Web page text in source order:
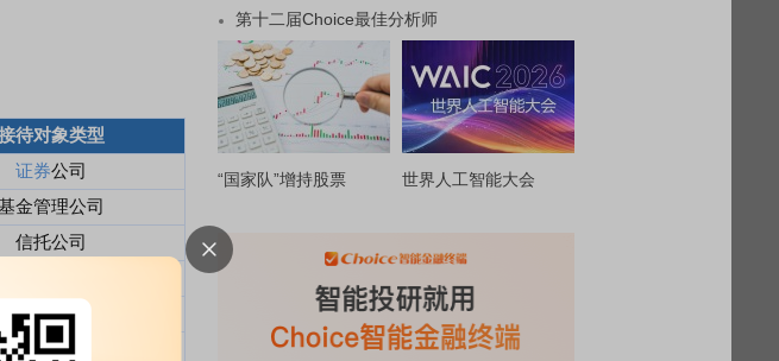
待对象类型
证券公司
金管理公司
信托公司
资产管理公司
产管理公司
第十二届Choice最佳分析师
“国家队”增持股票 世界人工智能大会